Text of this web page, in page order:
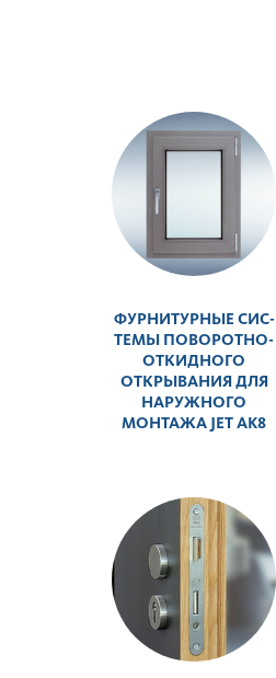
ФУРНИТУРНЫЕ СИС­
ТЕМЫ ПОВО­Р­ОТНО-
ОТКИДНОГО
ОТКРЫВАНИЯ ДЛЯ
НАР­УЖНОГО
МОНТАЖА JET AK8